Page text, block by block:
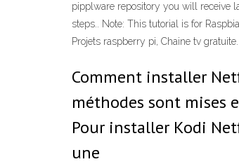
pipplware repository you will receive
steps.. Note: This tutorial is for
Projets raspberry pi, Chaine tv gratuite.
Comment installer
méthodes sont mises
Pour installer Kodi
une